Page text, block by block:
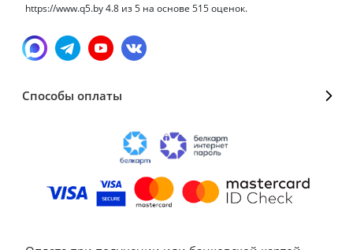
https://www.q5.by4.8 из5 на основе 515оценок.
Способы оплаты